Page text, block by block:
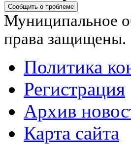
Сообщить о проблеме
Муниципальное
права защищены.
Политика
Регистрация
Архив
Карта сайта